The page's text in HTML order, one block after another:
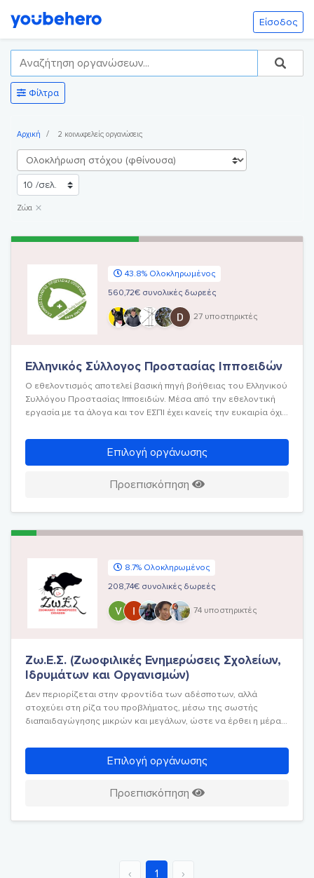
Είσοδος
Φίλτρα
Αρχική 2 κοινωφελείς οργανώσεις
Ζώα ×
43.8% Ολοκληρωμένος
560,72€ συνολικές δωρεές
27 υποστηρικτές
Ελληνικός Σύλλογος Προστασίας Ιπποειδών
Ο εθελοντισμός αποτελεί βασική πηγή βοήθειας του Ελληνικού
Συλλόγου Προστασίας Ιπποειδών. Μέσα από την εθελοντική
εργασία με τα άλογα και τον ΕΣΠΙ έχει κανείς την ευκαιρία όχι
να βοηθήσει χωρίς κανένα όφελος, αλλά και να πάρει
ανεπιτήδευτη αγάπη φροντίζοντας τα άλογα
Επιλογή οργάνωσης
Προεπισκόπηση
8.7% Ολοκληρωμένος
208,74€ συνολικές δωρεές
74 υποστηρικτές
Ζω.Ε.Σ. (Ζωοφιλικές Ενημερώσεις Σχολείων,
Ιδρυμάτων και Οργανισμών)
Δεν περιορίζεται στην φροντίδα των αδέσποτων, αλλά
στοχεύει στη ρίζα του προβλήματος, μέσω της σωστής
διαπαιδαγώγησης μικρών και μεγάλων, ώστε να έρθει η μέρα
κακοποίησης των ζώων
Επιλογή οργάνωσης
Προεπισκόπηση
‹ 1 ›